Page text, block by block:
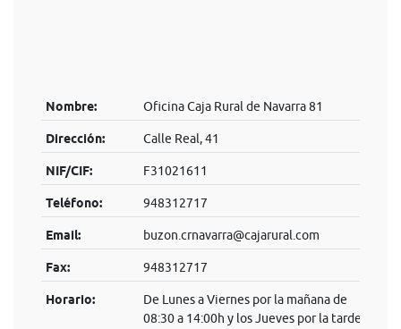
Nombre: Oficina Caja Rural de Navarra 81
Dirección: Calle Real, 41
NIF/CIF: F31021611
Teléfono: 948312717
Email: buzon.crnavarra@cajarural.com
Fax: 948312717
Horario:
De Lunes a Viernes por la mañana de
08:30 a 14:00h y los Jueves por la tarde